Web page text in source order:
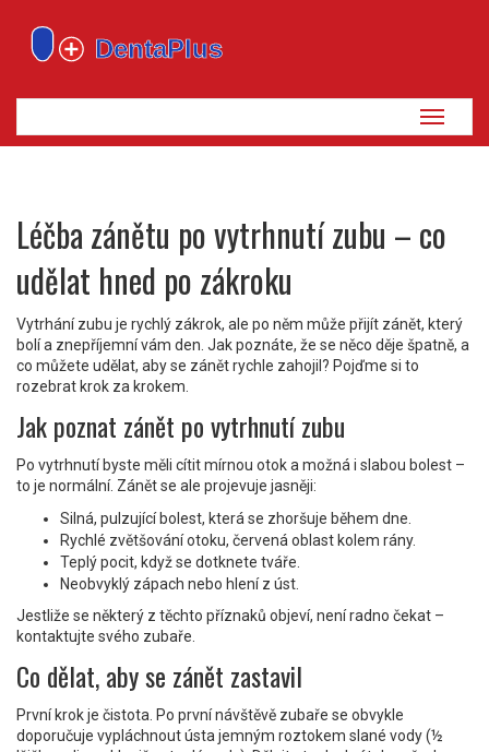
Zobrazit
navigaci
Léčba zánětu po vytrhnutí zubu – co
udělat hned po zákroku
Vytrhání zubu je rychlý zákrok, ale po něm může přijít zánět, který
bolí a znepříjemní vám den. Jak poznáte, že se něco děje špatně, a
co můžete udělat, aby se zánět rychle zahojil? Pojďme si to
rozebrat krok za krokem.
Jak poznat zánět po vytrhnutí zubu
Po vytrhnutí byste měli cítit mírnou otok a možná i slabou bolest –
to je normální. Zánět se ale projevuje jasněji:
Silná, pulzující bolest, která se zhoršuje během dne.
Rychlé zvětšování otoku, červená oblast kolem rány.
Teplý pocit, když se dotknete tváře.
Neobvyklý zápach nebo hlení z úst.
Jestliže se některý z těchto příznaků objeví, není radno čekat –
kontaktujte svého zubaře.
Co dělat, aby se zánět zastavil
První krok je čistota. Po první návštěvě zubaře se obvykle
doporučuje vypláchnout ústa jemným roztokem slané vody (½